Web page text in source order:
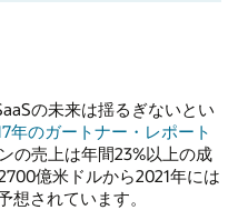
の未来は揺るぎないとい
年のガートナー・レポート
の売上は年間23%以上の成
億米ドルから2021年には
されています。